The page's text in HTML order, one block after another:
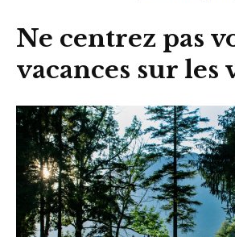
Ne centrez pas
vacances sur les